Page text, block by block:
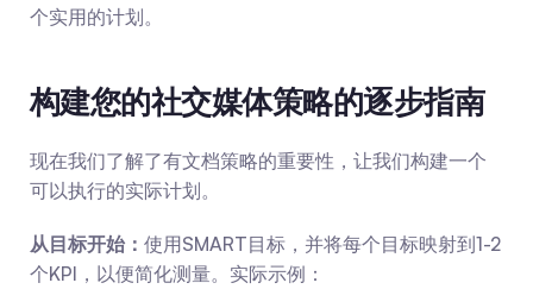
个实用的计划。
构建您的社交媒体策略的逐步指南
现在我们了解了有文档策略的重要性，让我们构建一个
可以执行的实际计划。
从目标开始： 使用SMART目标，并将每个目标映射到1-2
个KPI，以便简化测量。实际示例：